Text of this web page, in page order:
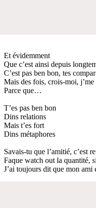
Et évidemment
Que c’est ainsi depuis
C’est pas ben bon, tes
Mais des fois, crois-moi, j’me
Parce que…
T’es pas ben bon
Dins relations
Mais t’es fort
Dins métaphores
Savais-tu que l’amitié, c’est
Faque watch out la quantité,
J’ai toujours dit que mon